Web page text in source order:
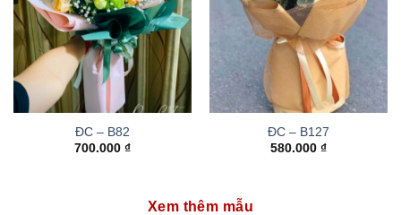
ĐC – B82
700.000 ₫
ĐC – B127
580.000 ₫
Xem thêm mẫu